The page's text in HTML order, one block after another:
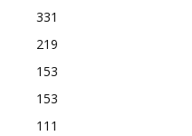
331
219
153
153
111